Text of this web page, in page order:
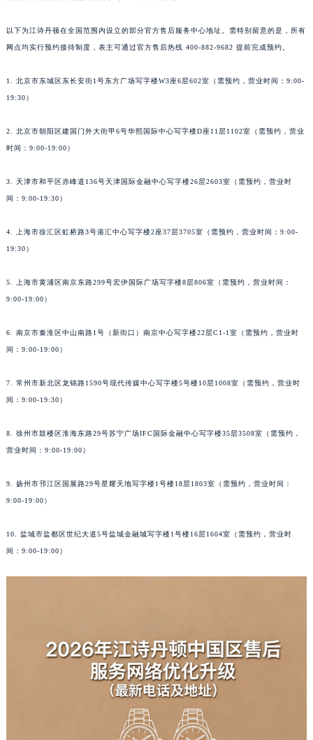
以下为江诗丹顿在全国范围内设立的部分官方售后服务中心地址。需特别留意的是，所有
网点均实行预约接待制度，表主可通过官方售后热线 400-882-9682 提前完成预约。
1. 北京市东城区东长安街1号东方广场写字楼W3座6层602室（需预约，营业时间：9:00-
19:30）
2. 北京市朝阳区建国门外大街甲6号华熙国际中心写字楼D座11层1102室（需预约，营业
时间：9:00-19:00）
3. 天津市和平区赤峰道136号天津国际金融中心写字楼26层2603室（需预约，营业时
间：9:00-19:30）
4. 上海市徐汇区虹桥路3号港汇中心写字楼2座37层3705室（需预约，营业时间：9:00-
19:30）
5. 上海市黄浦区南京东路299号宏伊国际广场写字楼8层806室（需预约，营业时间：
9:00-19:00）
6. 南京市秦淮区中山南路1号（新街口）南京中心写字楼22层C1-1室（需预约，营业时
间：9:00-19:00）
7. 常州市新北区龙锦路1590号现代传媒中心写字楼5号楼10层1008室（需预约，营业时
间：9:00-19:30）
8. 徐州市鼓楼区淮海东路29号苏宁广场IFC国际金融中心写字楼35层3508室（需预约，
营业时间：9:00-19:00）
9. 扬州市邗江区国展路29号星耀天地写字楼1号楼18层1803室（需预约，营业时间：
9:00-19:00）
10. 盐城市盐都区世纪大道5号盐城金融城写字楼1号楼16层1604室（需预约，营业时
间：9:00-19:00）